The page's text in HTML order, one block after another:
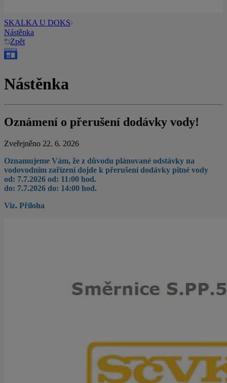
SKALKA U DOKS
Nástěnka
Zpět
Nástěnka
Oznámení o přerušení dodávky vody!
Zveřejněno 22. 6. 2026
Oznamujeme Vám, že z důvodu plánované odstávky na
vodovodním zařízení dojde k přerušení dodávky pitné vody
od: 7.7.2026 od: 11:00 hod.
do: 7.7.2026 do: 14:00 hod.
Viz. Příloha